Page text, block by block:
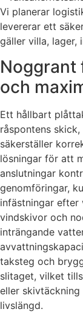
Vi planerar
levererar ett
gäller villa, lager,
Noggrant
och
Ett hållbart
råspontens
säkerställer
lösningar för att
anslutningar
genomföringar,
infästningar
vindskivor och
inträngande
taksteg och
slitaget, vilket
eller
livslängd.